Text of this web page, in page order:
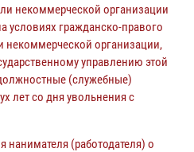
некоммерческой организации
условиях гражданско-правого
организации,
управлению этой
(служебные)
лет со дня увольнения с
нанимателя (работодателя) о